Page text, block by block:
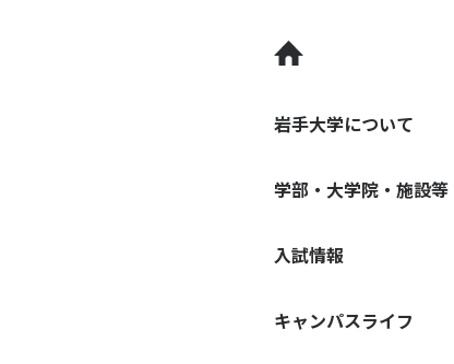
岩手大学について
学部・大学院・施設等
入試情報
キャンパスライフ